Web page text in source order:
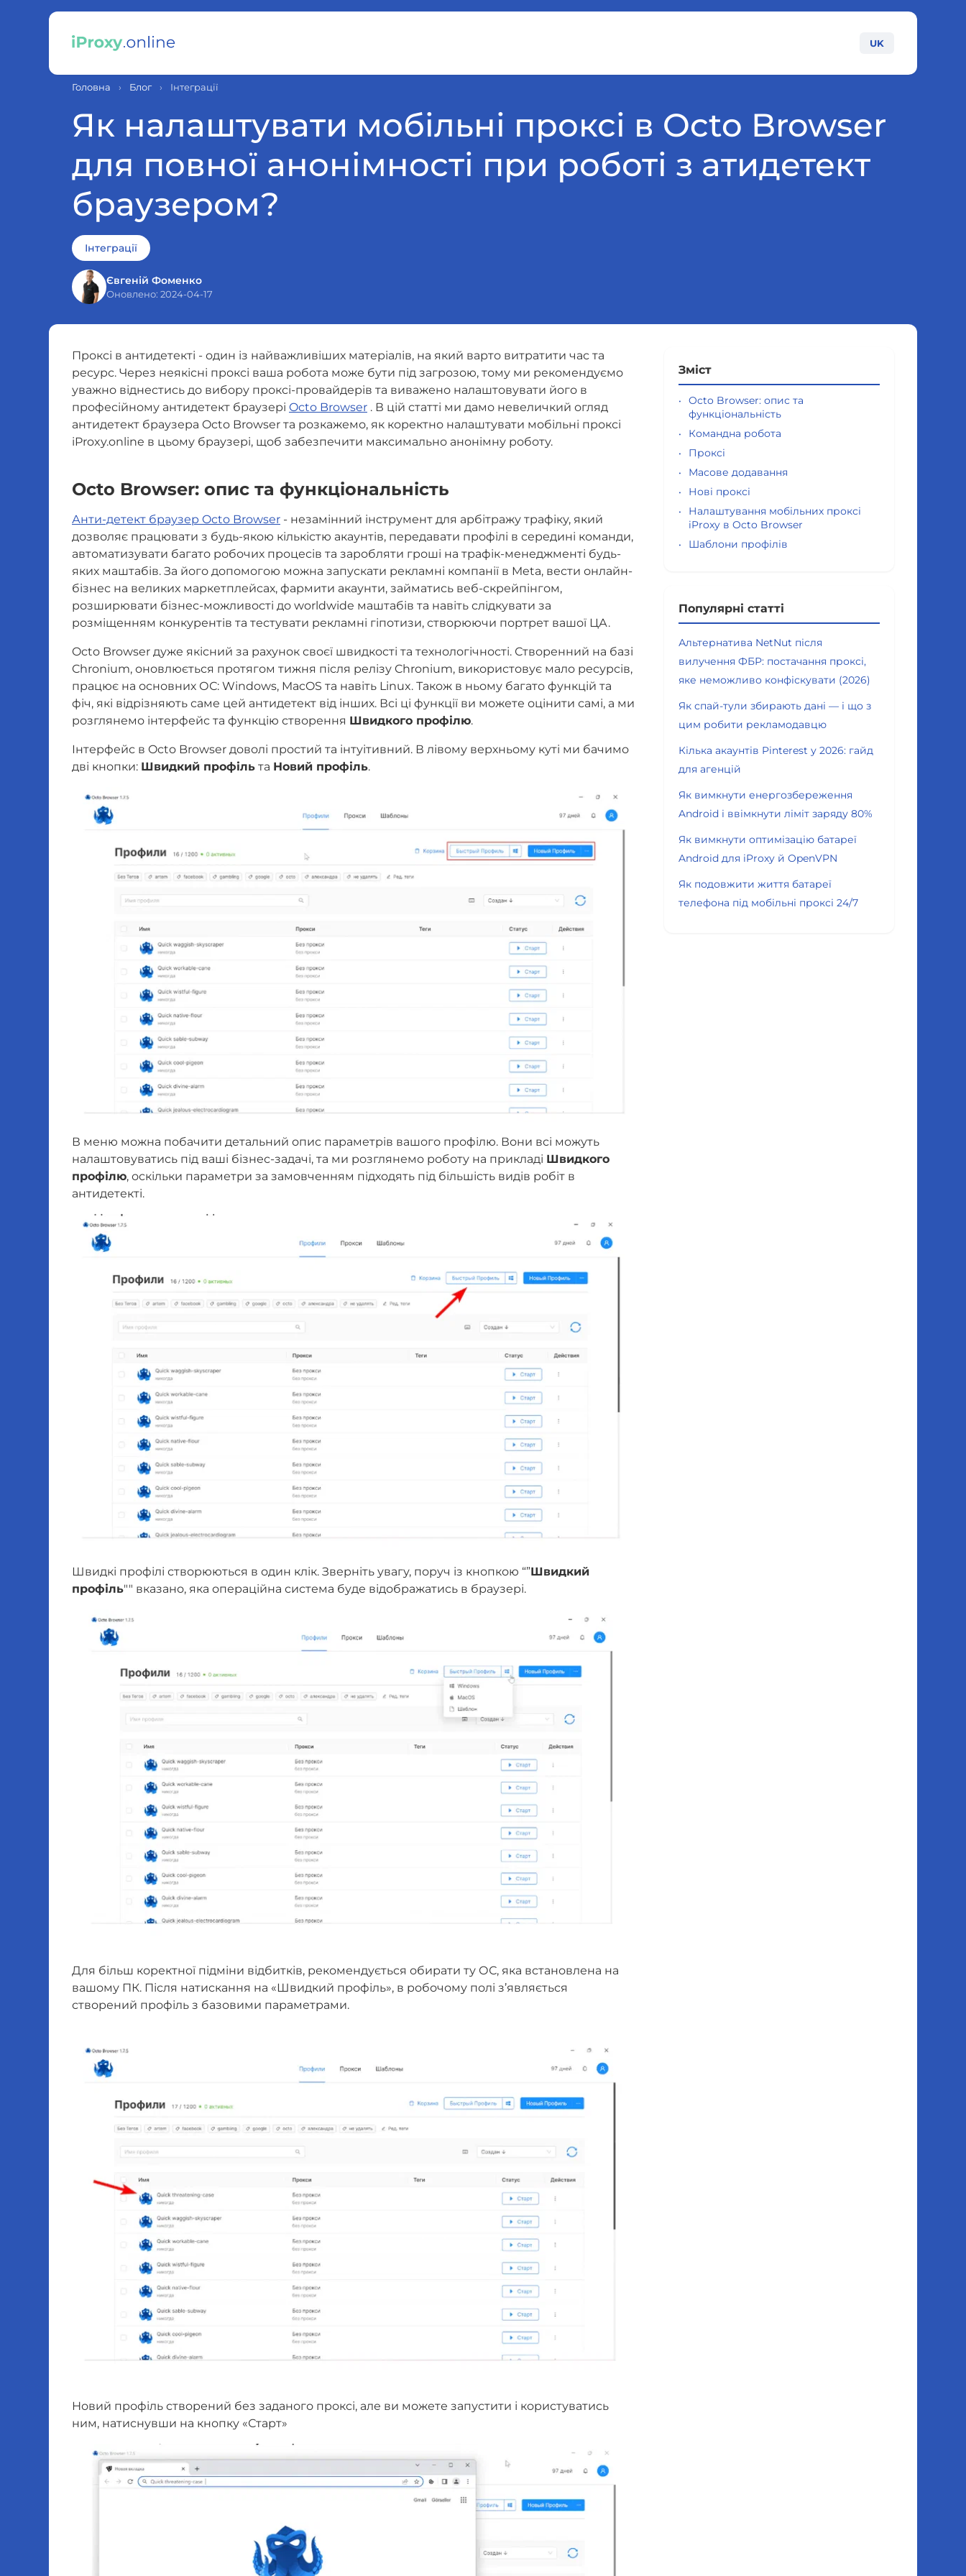
UK
Головна › Блог › Інтеграції
Як налаштувати мобільні проксі в Octo Browser
для повної анонімності при роботі з атидетект
браузером?
Інтеграції
Євгеній Фоменко
Оновлено: 2024-04-17
Проксі в антидетекті - один із найважливіших матеріалів, на який варто витратити час та
ресурс. Через неякісні проксі ваша робота може бути під загрозою, тому ми рекомендуємо
уважно віднестись до вибору проксі-провайдерів та виважено налаштовувати його в
професійному антидетект браузері Octo Browser . В цій статті ми дамо невеличкий огляд
антидетект браузера Octo Browser та розкажемо, як коректно налаштувати мобільні проксі
iProxy.online в цьому браузері, щоб забезпечити максимально анонімну роботу.
Octo Browser: опис та функціональність
Анти-детект браузер Octo Browser - незамінний інструмент для арбітражу трафіку, який
дозволяє працювати з будь-якою кількістю акаунтів, передавати профілі в середині команди,
автоматизувати багато робочих процесів та заробляти гроші на трафік-менеджменті будь-
яких маштабів. За його допомогою можна запускати рекламні компанії в Meta, вести онлайн-
бізнес на великих маркетплейсах, фармити акаунти, займатись веб-скрейпінгом,
розширювати бізнес-можливості до worldwide маштабів та навіть слідкувати за
розміщенням конкурентів та тестувати рекламні гіпотизи, створюючи портрет вашої ЦА.
Octo Browser дуже якісний за рахунок своєї швидкості та технологічності. Створенний на базі
Chronium, оновлюється протягом тижня після релізу Chronium, використовує мало ресурсів,
працює на основних ОС: Windows, MacOS та навіть Linux. Також в ньому багато функцій та
фіч, які відрізняють саме цей антидетект від інших. Всі ці функції ви можете оцінити самі, а ми
розглянемо інтерфейс та функцію створення Швидкого профілю.
Інтерфейс в Octo Browser доволі простий та інтуітивний. В лівому верхньому куті ми бачимо
дві кнопки: Швидкий профіль та Новий профіль.
В меню можна побачити детальний опис параметрів вашого профілю. Вони всі можуть
налаштовуватись під ваші бізнес-задачі, та ми розглянемо роботу на прикладі Швидкого
профілю, оскільки параметри за замовченням підходять під більшість видів робіт в
антидетекті.
Швидкі профілі створюються в один клік. Зверніть увагу, поруч із кнопкою “”Швидкий
профіль"" вказано, яка операційна система буде відображатись в браузері.
Для більш коректної підміни відбитків, рекомендується обирати ту ОС, яка встановлена на
вашому ПК. Після натискання на «Швидкий профіль», в робочому полі з’являється
створений профіль з базовими параметрами.
Новий профіль створений без заданого проксі, але ви можете запустити і користуватись
ним, натиснувши на кнопку «Старт»
Зміст
Octo Browser: опис та
функціональність
Командна робота
Проксі
Масове додавання
Нові проксі
Налаштування мобільних проксі
iProxy в Octo Browser
Шаблони профілів
Популярні статті
Альтернатива NetNut після
вилучення ФБР: постачання проксі,
яке неможливо конфіскувати (2026)
Як спай-тули збирають дані — і що з
цим робити рекламодавцю
Кілька акаунтів Pinterest у 2026: гайд
для агенцій
Як вимкнути енергозбереження
Android і ввімкнути ліміт заряду 80%
Як вимкнути оптимізацію батареї
Android для iProxy й OpenVPN
Як подовжити життя батареї
телефона під мобільні проксі 24/7